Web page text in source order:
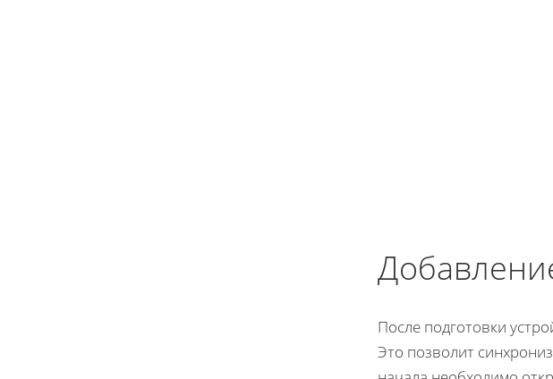
После подготовки
Это позволит